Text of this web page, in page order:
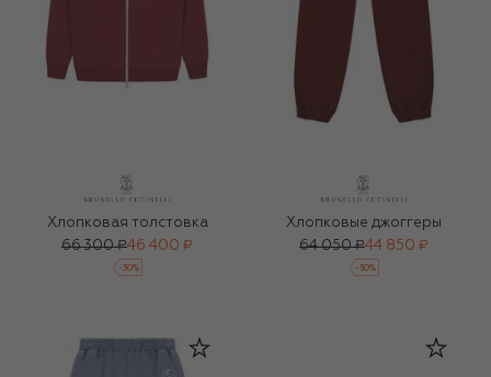
Хлопковая толстовка
66 300 ₽46 400 ₽
-30%
Хлопковые джоггеры
64 050 ₽44 850 ₽
-30%